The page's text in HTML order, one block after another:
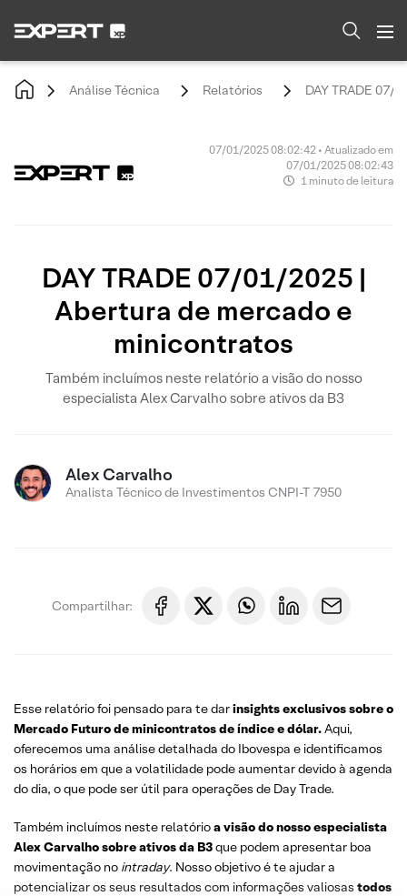
Análise Técnica Relatórios DAY TRADE 07/
07/01/2025 08:02:42 • Atualizado em
07/01/2025 08:02:43
1 minuto de leitura
DAY TRADE 07/01/2025 |
Abertura de mercado e
minicontratos
Também incluímos neste relatório a visão do nosso
especialista Alex Carvalho sobre ativos da B3
Alex Carvalho
Analista Técnico de Investimentos CNPI-T 7950
Compartilhar:
Esse relatório foi pensado para te darinsights exclusivos sobre o
Mercado Futuro de minicontratos de índice e dólar.Aqui,
oferecemos uma análise detalhada do Ibovespa e identificamos
os horários em que a volatilidade pode aumentar devido à agenda
do dia, o que pode ser útil para operações de Day Trade.
Também incluímos neste relatórioa visão do nosso especialista
Alex Carvalho sobre ativos da B3que podem apresentar boa
movimentação no intraday. Nosso objetivo é te ajudar a
potencializar os seus resultados com informações valiosas todos